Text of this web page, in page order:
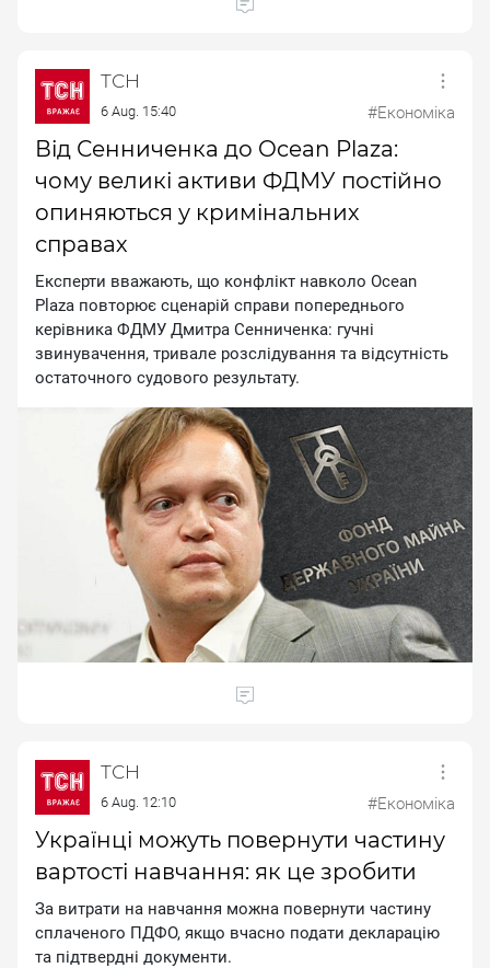
ТСН
6 Aug. 15:40 #Економіка
Від Сенниченка до Ocean Plaza:
чому великі активи ФДМУ постійно
опиняються у кримінальних
справах
Експерти вважають, що конфлікт навколо Осеаn
Рlаzа повторює сценарій справи попереднього
керівника ФДМУ Дмитра Сенниченка: гучні
звинувачення, тривале розслідування та відсутність
остаточного судового результату.
ТСН
6 Aug. 12:10 #Економіка
Українці можуть повернути частину
вартості навчання: як це зробити
За витрати на навчання можна повернути частину
сплаченого ПДФО, якщо вчасно подати декларацію
та підтвердні документи.